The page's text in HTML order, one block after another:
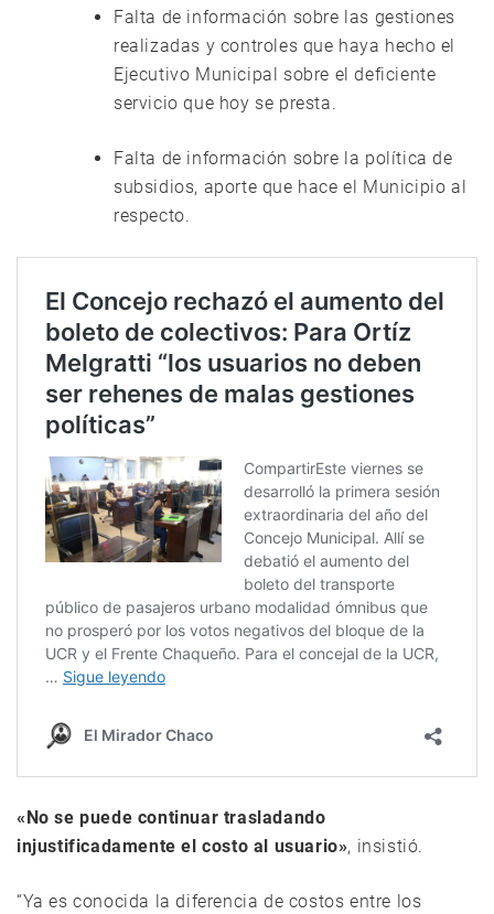
Falta de información sobre las gestiones
realizadas y controles que haya hecho el
Ejecutivo Municipal sobre el deficiente
servicio que hoy se presta.
Falta de información sobre la política de
subsidios, aporte que hace el Municipio al
respecto.
«No se puede continuar trasladando
injustificadamente el costo al usuario», insistió.
“Ya es conocida la diferencia de costos entre los